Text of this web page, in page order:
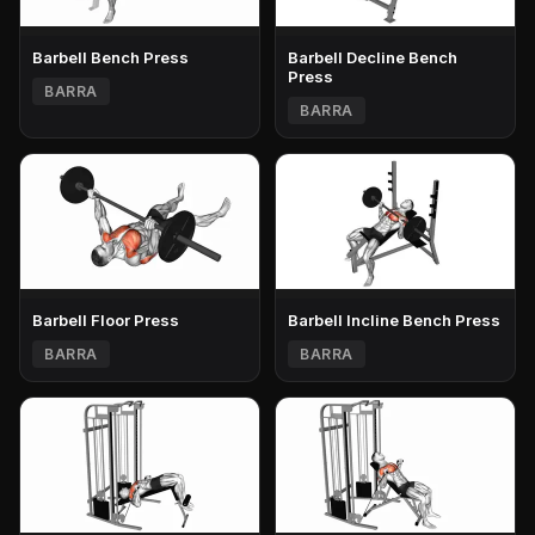
Barbell Bench Press
BARRA
Barbell Decline Bench
Press
BARRA
Barbell Floor Press
BARRA
Barbell Incline Bench Press
BARRA